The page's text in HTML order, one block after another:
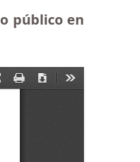
público en